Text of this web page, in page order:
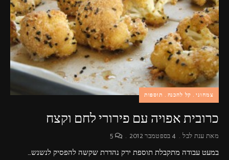
צמחוני קל להכנה תוספות
כרובית אפויה עם פירורי לחם וקצח
מאתענת לבל 4 בספטמבר 2012
במעט עבודה מתקבלת תוספת ירק נהדרת שקשה להפסיק לנשנש…